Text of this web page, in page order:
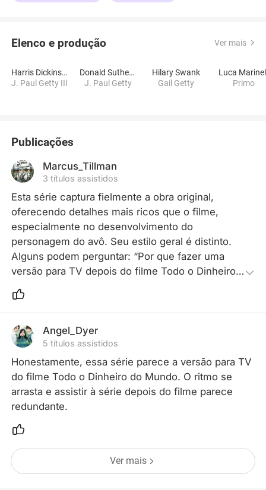
Elenco e produção Ver mais
Harris Dickinson
J. Paul Getty III
Donald Sutherland
J. Paul Getty
Hilary Swank
Gail Getty
Luca
Primo
Publicações
Marcus_Tillman
3 títulos assistidos
Esta série captura fielmente a obra original,
oferecendo detalhes mais ricos que o filme,
especialmente no desenvolvimento do
personagem do avô. Seu estilo geral é distinto.
Alguns podem perguntar: “Por que fazer uma
versão para TV depois do filme Todo o Dinheiro
do Mundo?”, mas adaptações e remakes existem
para explorar a natureza multifacetada da história
de forma mais abrangente.
Angel_Dyer
5 títulos assistidos
Honestamente, essa série parece a versão para TV
do filme Todo o Dinheiro do Mundo. O ritmo se
arrasta e assistir à série depois do filme parece
redundante.
Ver mais